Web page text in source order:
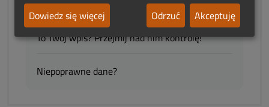
Zobacz na mapie
To Twój wpis? Przejmij nad nim kontrolę!
Niepoprawne dane?
Dowiedz się więcej
Odrzuć Akceptuję